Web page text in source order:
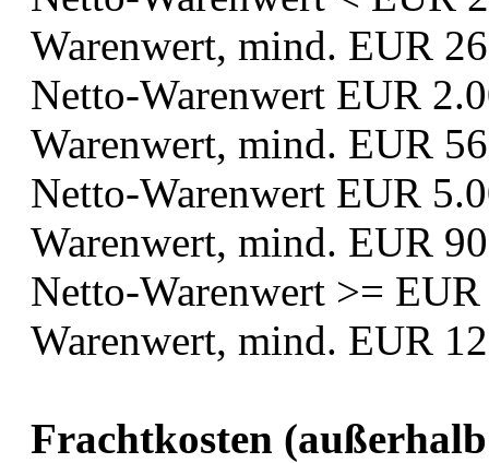
Warenwert, mind. EUR
Netto-Warenwert EUR
Warenwert, mind. EUR
Netto-Warenwert EUR
Warenwert, mind. EUR
Netto-Warenwert >=
Warenwert, mind. EUR
Frachtkosten